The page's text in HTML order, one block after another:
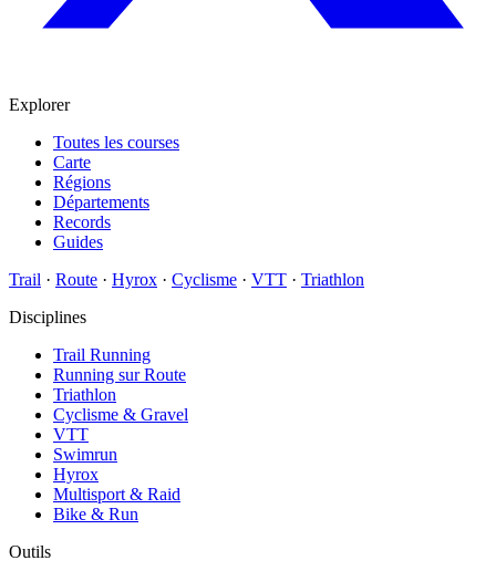
Explorer
Toutes les courses
Carte
Régions
Départements
Records
Guides
Trail · Route · Hyrox · Cyclisme · VTT · Triathlon
Disciplines
Trail Running
Running sur Route
Triathlon
Cyclisme & Gravel
VTT
Swimrun
Hyrox
Multisport & Raid
Bike & Run
Outils